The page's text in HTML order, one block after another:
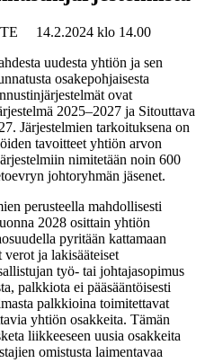
14.2.2024 klo 14.00
uudesta yhtiön ja sen
osakepohjaisesta
ovat
2025–2027 ja Sitouttava
Järjestelmien tarkoituksena on
tavoitteet yhtiön arvon
nimitetään noin 600
johtoryhmän jäsenet.
perusteella mahdollisesti
2028 osittain yhtiön
pyritään kattamaan
ja lakisääteiset
työ- tai johtajasopimus
palkkiota ei pääsääntöisesti
palkkioina toimitettavat
yhtiön osakkeita. Tämän
liikkeeseen uusia osakkeita
omistusta laimentavaa